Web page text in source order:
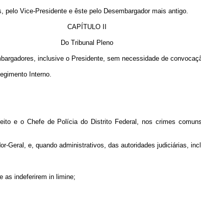
Vice-Presidente e êste pelo Desembargador mais antigo.
CAPÍTULO II
Do Tribunal Pleno
inclusive o Presidente, sem necessidade de
Interno.
e o Chefe de Polícia do Distrito Federal, nos crimes
Geral, e, quando administrativos, das autoridades judiciárias,
as indeferirem in limine;